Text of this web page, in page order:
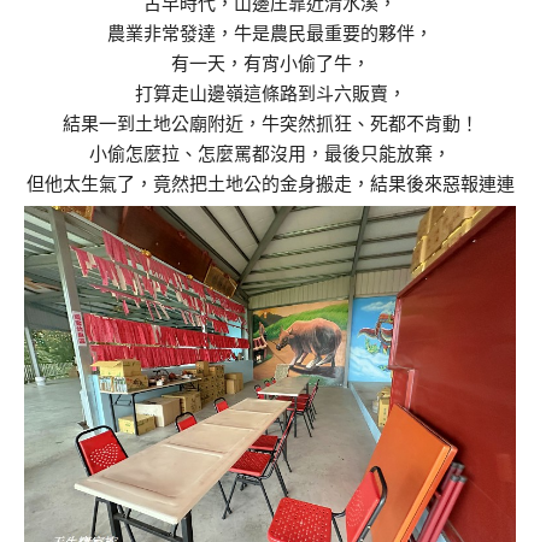
農業非常發達，牛是農民最重要的夥伴，
有一天，有宵小偷了牛，
打算走山邊嶺這條路到斗六販賣，
結果一到土地公廟附近，牛突然抓狂、死都不肯動！
小偷怎麼拉、怎麼罵都沒用，最後只能放棄，
但他太生氣了，竟然把土地公的金身搬走，結果後來惡報連連